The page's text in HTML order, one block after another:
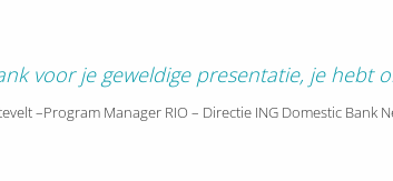
voor je geweldige presentatie, je hebt
–Program Manager RIO – Directie ING Domestic Bank